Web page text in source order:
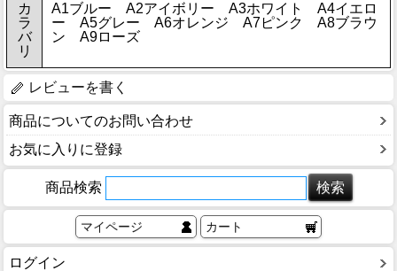
カ
ラ
バ
リ
A1ブルー A2アイボリー A3ホワイト A4イエロ
ー A5グレー A6オレンジ A7ピンク A8ブラウ
ン A9ローズ
レビューを書く
商品についてのお問い合わせ
お気に入りに登録
商品検索
マイページ カート
ログイン